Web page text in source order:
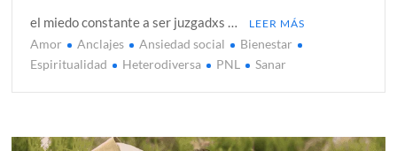
el miedo constante a ser juzgadxs …
LEER MÁS
Amor Anclajes Ansiedad social
Bienestar
Espiritualidad
Heterodiversa PNL Sanar